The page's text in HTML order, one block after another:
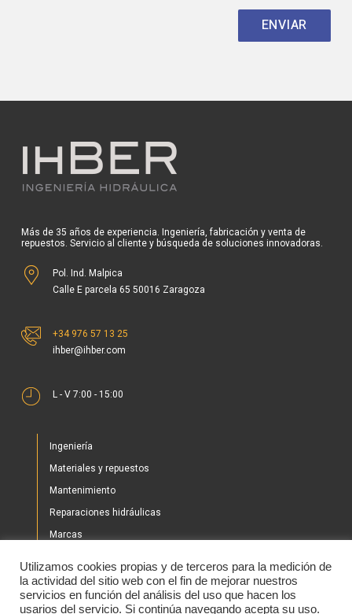
Más de 35 años de experiencia. Ingeniería, fabricación y venta de
repuestos. Servicio al cliente y búsqueda de soluciones innovadoras.
Pol. Ind. Malpica
Calle E parcela 65 50016 Zaragoza
+34 976 57 13 25
ihber@ihber.com
L - V 7:00 - 15:00
Ingeniería
Materiales y repuestos
Mantenimiento
Reparaciones hidráulicas
Marcas
Tienda
Noticias
Utilizamos cookies propias y de terceros para la medición de
la actividad del sitio web con el fin de mejorar nuestros
servicios en función del análisis del uso que hacen los
usarios del servicio. Si continúa navegando acepta su uso.